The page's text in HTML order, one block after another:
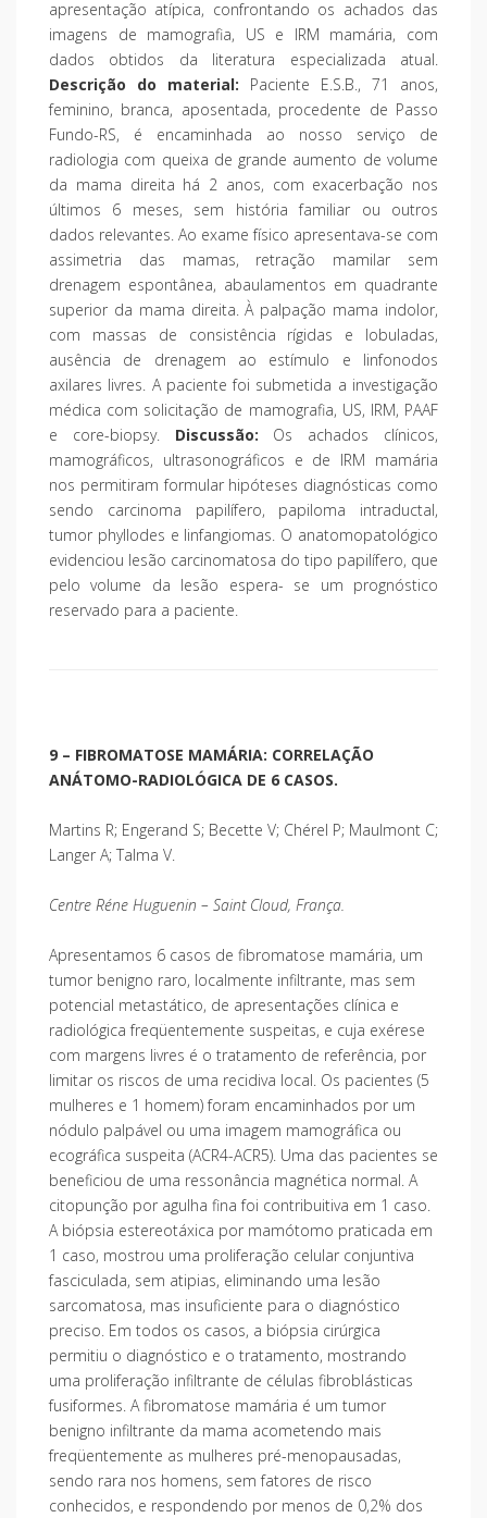
apresentação atípica, confrontando os achados das
imagens de mamografia, US e IRM mamária, com
dados obtidos da literatura especializada atual.
Descrição do material: Paciente E.S.B., 71 anos,
feminino, branca, aposentada, procedente de Passo
Fundo-RS, é encaminhada ao nosso serviço de
radiologia com queixa de grande aumento de volume
da mama direita há 2 anos, com exacerbação nos
últimos 6 meses, sem história familiar ou outros
dados relevantes. Ao exame físico apresentava-se com
assimetria das mamas, retração mamilar sem
drenagem espontânea, abaulamentos em quadrante
superior da mama direita. À palpação mama indolor,
com massas de consistência rígidas e lobuladas,
ausência de drenagem ao estímulo e linfonodos
axilares livres. A paciente foi submetida a investigação
médica com solicitação de mamografia, US, IRM, PAAF
e core-biopsy. Discussão: Os achados clínicos,
mamográficos, ultrasonográficos e de IRM mamária
nos permitiram formular hipóteses diagnósticas como
sendo carcinoma papilífero, papiloma intraductal,
tumor phyllodes e linfangiomas. O anatomopatológico
evidenciou lesão carcinomatosa do tipo papilífero, que
pelo volume da lesão espera- se um prognóstico
reservado para a paciente.
9 – FIBROMATOSE MAMÁRIA: CORRELAÇÃO
ANÁTOMO-RADIOLÓGICA DE 6 CASOS.
Martins R; Engerand S; Becette V; Chérel P; Maulmont C;
Langer A; Talma V.
Centre Réne Huguenin – Saint Cloud, França.
Apresentamos 6 casos de fibromatose mamária, um
tumor benigno raro, localmente infiltrante, mas sem
potencial metastático, de apresentações clínica e
radiológica freqüentemente suspeitas, e cuja exérese
com margens livres é o tratamento de referência, por
limitar os riscos de uma recidiva local. Os pacientes (5
mulheres e 1 homem) foram encaminhados por um
nódulo palpável ou uma imagem mamográfica ou
ecográfica suspeita (ACR4-ACR5). Uma das pacientes se
beneficiou de uma ressonância magnética normal. A
citopunção por agulha fina foi contribuitiva em 1 caso.
A biópsia estereotáxica por mamótomo praticada em
1 caso, mostrou uma proliferação celular conjuntiva
fasciculada, sem atipias, eliminando uma lesão
sarcomatosa, mas insuficiente para o diagnóstico
preciso. Em todos os casos, a biópsia cirúrgica
permitiu o diagnóstico e o tratamento, mostrando
uma proliferação infiltrante de células fibroblásticas
fusiformes. A fibromatose mamária é um tumor
benigno infiltrante da mama acometendo mais
freqüentemente as mulheres pré-menopausadas,
sendo rara nos homens, sem fatores de risco
conhecidos, e respondendo por menos de 0,2% dos